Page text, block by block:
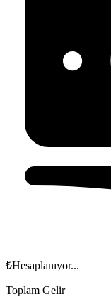
₺Hesaplanıyor...
Toplam Gelir